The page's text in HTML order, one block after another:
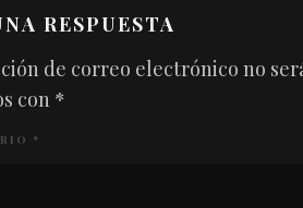
RESPUESTA
de correo electrónico no
con *
*